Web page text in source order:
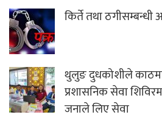
किर्ते तथा ठगीसम्बन्धी
थुलुङ दुधकोशीले
प्रशासनिक सेवा
जनाले लिए सेवा